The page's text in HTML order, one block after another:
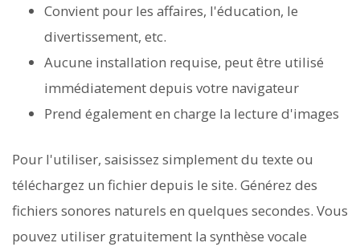
Convient pour les affaires, l'éducation, le
divertissement, etc.
Aucune installation requise, peut être utilisé
immédiatement depuis votre navigateur
Prend également en charge la lecture d'images
Pour l'utiliser, saisissez simplement du texte ou
téléchargez un fichier depuis le site. Générez des
fichiers sonores naturels en quelques secondes. Vous
pouvez utiliser gratuitement la synthèse vocale